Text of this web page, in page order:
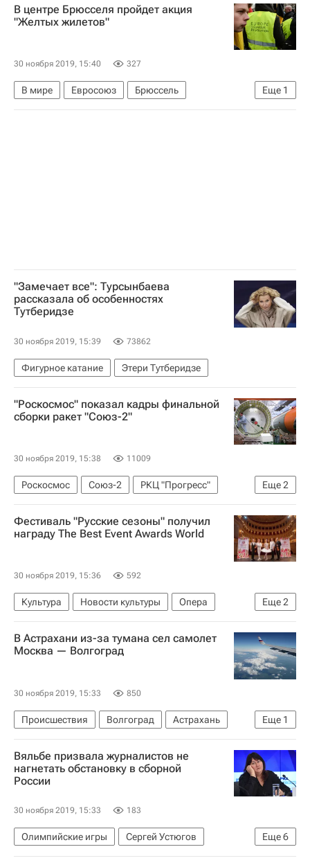
Лыжные виды спорта Елена Вяльбе
В центре Брюсселя пройдет акция
"Желтых жилетов"
30 ноября 2019, 15:40 327
Еще 1
В мире Евросоюз
Брюссель
"Желтые жилеты"
"Замечает все": Турсынбаева
рассказала об особенностях
Тутберидзе
30 ноября 2019, 15:39 73862
Фигурное катание Этери Тутберидзе
"Роскосмос" показал кадры финальной
сборки ракет "Союз-2"
30 ноября 2019, 15:38 11009
Еще2
Роскосмос Союз-2
РКЦ "Прогресс"
Хочу стать космонавтом
Россия
Фестиваль "Русские сезоны" получил
награду The Best Event Awards World
30 ноября 2019, 15:36 592
Еще2
Культура Новости культуры
Опера
Балет
Театр
В Астрахани из-за тумана сел самолет
Москва — Волгоград
30 ноября 2019, 15:33 850
Еще 1
Происшествия Волгоград
Астрахань
Москва
Вяльбе призвала журналистов не
нагнетать обстановку в сборной
России
30 ноября 2019, 15:33 183
Еще6
Олимпийские игры
Сергей Устюгов
Сборная России по лыжным гонкам